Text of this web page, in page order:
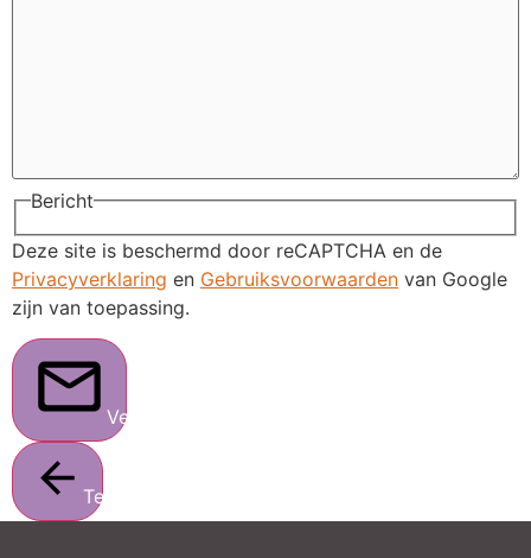
Bericht
Deze site is beschermd door reCAPTCHA en de
Privacyverklaring en Gebruiksvoorwaarden van Google
zijn van toepassing.
Verstuur
Terug